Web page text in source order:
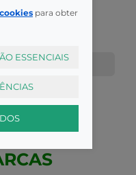
para obter
ESSENCIAIS